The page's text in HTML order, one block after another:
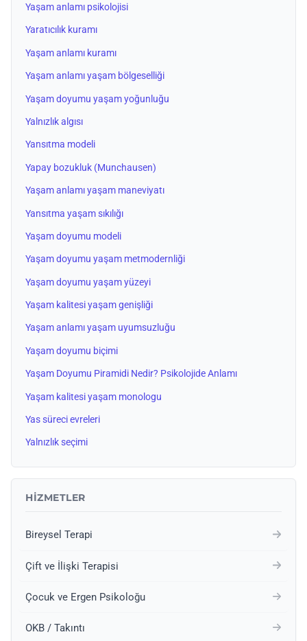
Yaşam anlamı psikolojisi
Yaratıcılık kuramı
Yaşam anlamı kuramı
Yaşam anlamı yaşam bölgeselliği
Yaşam doyumu yaşam yoğunluğu
Yalnızlık algısı
Yansıtma modeli
Yapay bozukluk (Munchausen)
Yaşam anlamı yaşam maneviyatı
Yansıtma yaşam sıkılığı
Yaşam doyumu modeli
Yaşam doyumu yaşam metmodernliği
Yaşam doyumu yaşam yüzeyi
Yaşam kalitesi yaşam genişliği
Yaşam anlamı yaşam uyumsuzluğu
Yaşam doyumu biçimi
Yaşam Doyumu Piramidi Nedir? Psikolojide Anlamı
Yaşam kalitesi yaşam monologu
Yas süreci evreleri
Yalnızlık seçimi
HIZMETLER
Bireysel Terapi
Çift ve İlişki Terapisi
Çocuk ve Ergen Psikoloğu
OKB / Takıntı